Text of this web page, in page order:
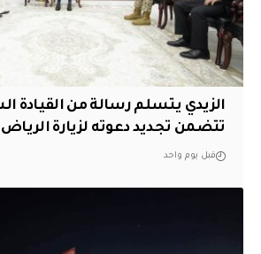
الزيدي يتسلم رسالة من القيادة
تتضمن تجديد دعوته لزيارة الرياض
قبل يوم واحد